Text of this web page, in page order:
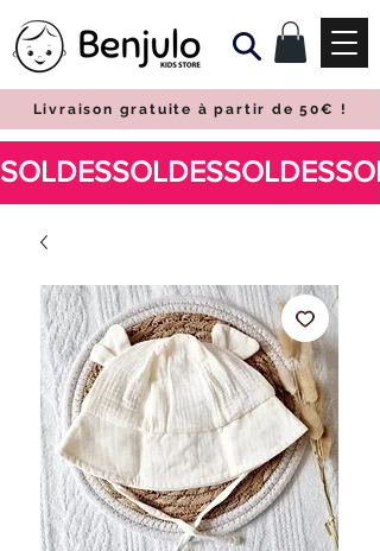
Livraison gratuite à partir de 50€ !